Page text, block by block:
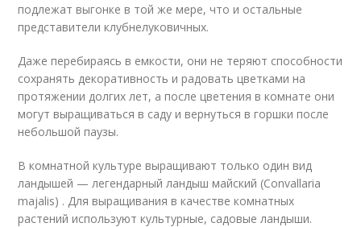
подлежат выгонке в той же мере, что и остальные
представители клубнелуковичных.
Даже перебираясь в емкости, они не теряют способности
сохранять декоративность и радовать цветками на
протяжении долгих лет, а после цветения в комнате они
могут выращиваться в саду и вернуться в горшки после
небольшой паузы.
В комнатной культуре выращивают только один вид
ландышей — легендарный ландыш майский (Convallaria
majalis) . Для выращивания в качестве комнатных
растений используют культурные, садовые ландыши.